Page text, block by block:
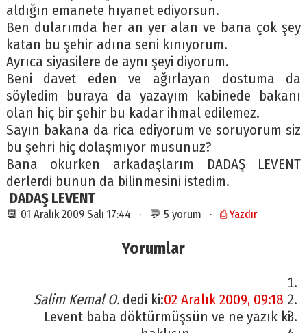
aldığın emanete hıyanet ediyorsun.
Ben dularımda her an yer alan ve bana çok şey
katan bu şehir adına seni kınıyorum.
Ayrıca siyasilere de aynı şeyi diyorum.
Beni davet eden ve ağırlayan dostuma da
söyledim buraya da yazayım kabinede bakanı
olan hiç bir şehir bu kadar ihmal edilemez.
Sayın bakana da rica ediyorum ve soruyorum siz
bu şehri hiç dolaşmıyor musunuz?
Bana okurken arkadaşlarım DADAŞ LEVENT
derlerdi bunun da bilinmesini istedim.
DADAŞ LEVENT
📆 01 Aralık 2009 Salı 17:44 · 💬 5 yorum · ⎙ Yazdır
Yorumlar
Salim Kemal O. dedi ki:02 Aralık 2009, 09:18
Levent baba döktürmüşsün ve ne yazık ki